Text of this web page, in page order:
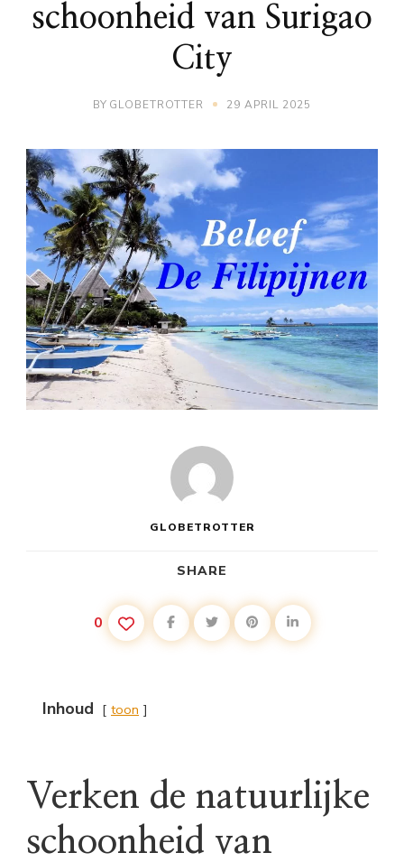
schoonheid van Surigao
City
BY GLOBETROTTER 29 APRIL 2025
GLOBETROTTER
SHARE
0
Inhoud toon
Verken de natuurlijke
schoonheid van